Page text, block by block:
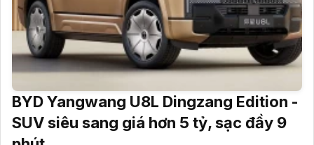
BYD Yangwang U8L Dingzang Edition -
SUV siêu sang giá hơn 5 tỷ, sạc đầy 9